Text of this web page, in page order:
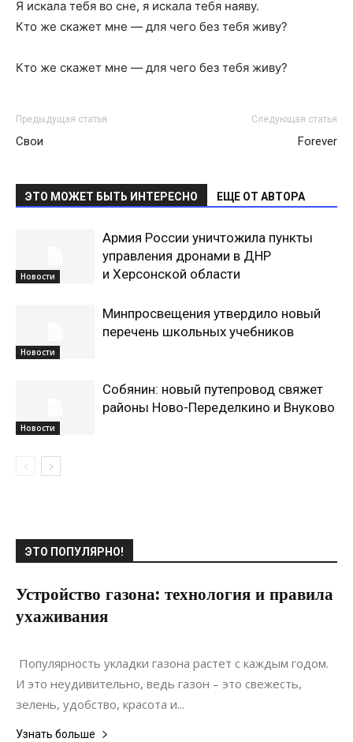
Я искала тебя во сне, я искала тебя наяву.
Кто же скажет мне — для чего без тебя живу?
Кто же скажет мне — для чего без тебя живу?
Предыдущая статья
Свои
Следующая статья
Forever
ЭТО МОЖЕТ БЫТЬ ИНТЕРЕСНО ЕЩЕ ОТ АВТОРА
Новости
Армия России уничтожила пункты
управления дронами в ДНР
и Херсонской области
Новости
Минпросвещения утвердило новый
перечень школьных учебников
Новости
Собянин: новый путепровод свяжет
районы Ново-Переделкино и Внуково
ЭТО ПОПУЛЯРНО!
Устройство газона: технология и правила
ухаживания
11.08.2020
Популярность укладки газона растет с каждым годом.
И это неудивительно, ведь газон – это свежесть,
зелень, удобство, красота и...
Узнать больше